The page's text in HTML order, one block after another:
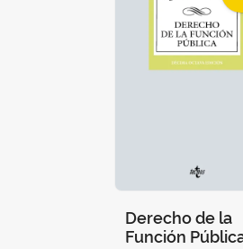
Derecho de la
Función